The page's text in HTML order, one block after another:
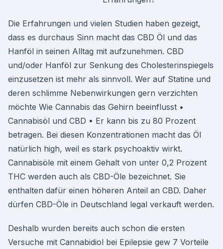
Die Erfahrungen und vielen Studien haben gezeigt,
dass es durchaus Sinn macht das CBD Öl und das
Hanföl in seinen Alltag mit aufzunehmen. CBD
und/oder Hanföl zur Senkung des Cholesterinspiegels
einzusetzen ist mehr als sinnvoll. Wer auf Statine und
deren schlimme Nebenwirkungen gern verzichten
möchte Wie Cannabis das Gehirn beeinflusst •
Cannabisöl und CBD • Er kann bis zu 80 Prozent
betragen. Bei diesen Konzentrationen macht das Öl
natürlich high, weil es stark psychoaktiv wirkt.
Cannabisöle mit einem Gehalt von unter 0,2 Prozent
THC werden auch als CBD-Öle bezeichnet. Sie
enthalten dafür einen höheren Anteil an CBD. Daher
dürfen CBD-Öle in Deutschland legal verkauft werden.
Deshalb wurden bereits auch schon die ersten
Versuche mit Cannabidiol bei Epilepsie gew 7 Vorteile